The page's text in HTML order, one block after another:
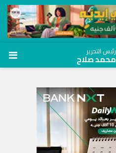
رئيس التحرير
محمد صلاح